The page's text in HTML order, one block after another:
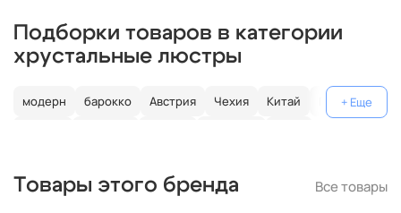
Подборки товаров в категории
хрустальные люстры
модерн барокко Австрия Чехия Китай
Германия
круглые
классические светодиодные
кольцо
Товары этого бренда Все товары